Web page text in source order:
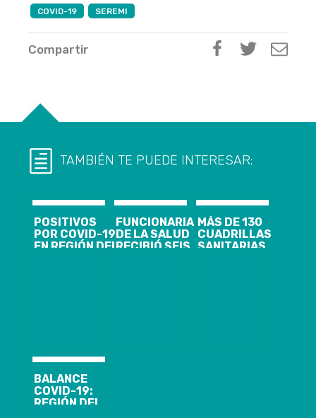
COVID-19 SEREMI
Compartir
TAMBIÉN TE PUEDE INTERESAR:
POSITIVOS
POR COVID-19
EN REGIÓN DEL
FUNCIONARIA
DE LA SALUD
RECIBIÓ SEIS
MÁS DE 130
CUADRILLAS
SANITARIAS
BALANCE
COVID-19:
REGIÓN DEL